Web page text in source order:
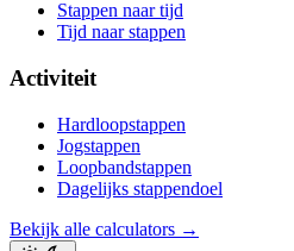
Stappen naar tijd
Tijd naar stappen
Activiteit
Hardloopstappen
Jogstappen
Loopbandstappen
Dagelijks stappendoel
Bekijk alle calculators →